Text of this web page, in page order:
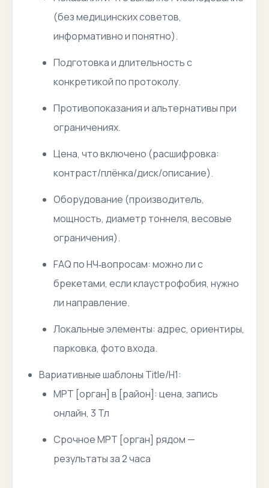
(без медицинских советов,
информативно и понятно).
Подготовка и длительность с
конкретикой по протоколу.
Противопоказания и альтернативы при
ограничениях.
Цена, что включено (расшифровка:
контраст/плёнка/диск/описание).
Оборудование (производитель,
мощность, диаметр тоннеля, весовые
ограничения).
FAQ по НЧ‑вопросам: можно ли с
брекетами, если клаустрофобия, нужно
ли направление.
Локальные элементы: адрес, ориентиры,
парковка, фото входа.
Вариативные шаблоны Title/H1:
МРТ [орган] в [район]: цена, запись
онлайн, 3 Тл
Срочное МРТ [орган] рядом —
результаты за 2 часа